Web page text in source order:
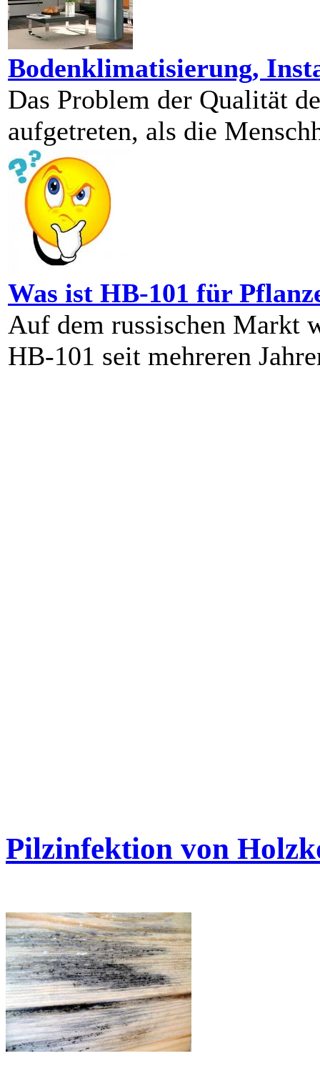
Bodenklimatisierung,
Das Problem der Qualität
aufgetreten, als die
Was ist HB-101 für
Auf dem russischen Markt
HB-101 seit mehreren
Pilzinfektion von